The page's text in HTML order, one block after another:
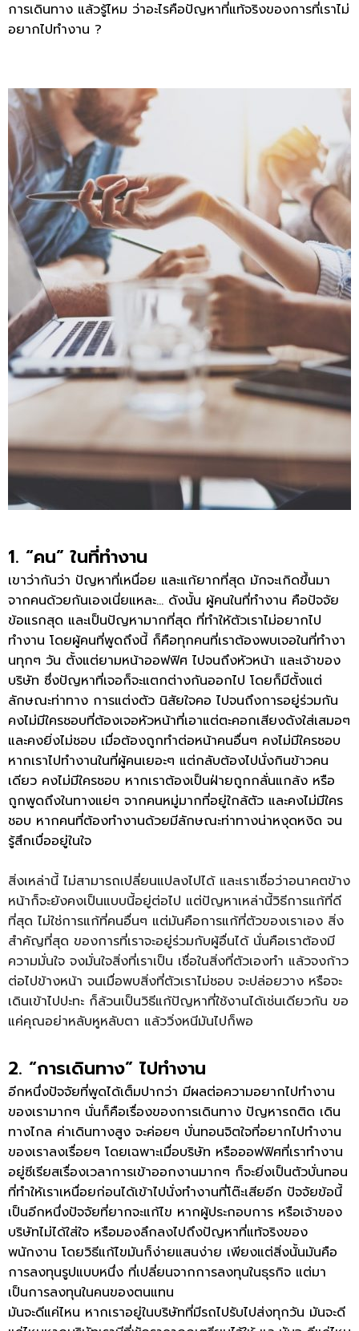
การเดินทาง แล้วรู้ไหม ว่าอะไรคือปัญหาที่แท้จริงของการที่เราไม่
อยากไปทำงาน ?
1. “คน” ในที่ทำงาน
เขาว่ากันว่า ปัญหาที่เหนื่อย และแก้ยากที่สุด มักจะเกิดขึ้นมา
จากคนด้วยกันเองเนี่ยแหละ… ดังนั้น ผู้คนในที่ทำงาน คือปัจจัย
ข้อแรกสุด และเป็นปัญหามากที่สุด ที่ทำให้ตัวเราไม่อยากไป
ทำงาน โดยผู้คนที่พูดถึงนี้ ก็คือทุกคนที่เราต้องพบเจอในที่ทำงา
นทุกๆ วัน ตั้งแต่ยามหน้าออฟฟิศ ไปจนถึงหัวหน้า และเจ้าของ
บริษัท ซึ่งปัญหาที่เจอก็จะแตกต่างกันออกไป โดยก็มีตั้งแต่
ลักษณะท่าทาง การแต่งตัว นิสัยใจคอ ไปจนถึงการอยู่ร่วมกัน
คงไม่มีใครชอบที่ต้องเจอหัวหน้าที่เอาแต่ตะคอกเสียงดังใส่เสมอๆ
และคงยิ่งไม่ชอบ เมื่อต้องถูกทำต่อหน้าคนอื่นๆ คงไม่มีใครชอบ
หากเราไปทำงานในที่ผู้คนเยอะๆ แต่กลับต้องไปนั่งกินข้าวคน
เดียว คงไม่มีใครชอบ หากเราต้องเป็นฝ่ายถูกกลั่นแกล้ง หรือ
ถูกพูดถึงในทางแย่ๆ จากคนหมู่มากที่อยู่ใกล้ตัว และคงไม่มีใคร
ชอบ หากคนที่ต้องทำงานด้วยมีลักษณะท่าทางน่าหงุดหงิด จน
รู้สึกเบื่ออยู่ในใจ
สิ่งเหล่านี้ ไม่สามารถเปลี่ยนแปลงไปได้ และเราเชื่อว่าอนาคตข้าง
หน้าก็จะยังคงเป็นแบบนี้อยู่ต่อไป แต่ปัญหาเหล่านี้วิธีการแก้ที่ดี
ที่สุด ไม่ใช่การแก้ที่คนอื่นๆ แต่มันคือการแก้ที่ตัวของเราเอง สิ่ง
สำคัญที่สุด ของการที่เราจะอยู่ร่วมกับผู้อื่นได้ นั่นคือเราต้องมี
ความมั่นใจ จงมั่นใจสิ่งที่เราเป็น เชื่อในสิ่งที่ตัวเองทำ แล้วจงก้าว
ต่อไปข้างหน้า จนเมื่อพบสิ่งที่ตัวเราไม่ชอบ จะปล่อยวาง หรือจะ
เดินเข้าไปปะทะ ก็ล้วนเป็นวิธีแก้ปัญหาที่ใช้งานได้เช่นเดียวกัน ขอ
แค่คุณอย่าหลับหูหลับตา แล้ววิ่งหนีมันไปก็พอ
2. “การเดินทาง” ไปทำงาน
อีกหนึ่งปัจจัยที่พูดได้เต็มปากว่า มีผลต่อความอยากไปทำงาน
ของเรามากๆ นั่นก็คือเรื่องของการเดินทาง ปัญหารถติด เดิน
ทางไกล ค่าเดินทางสูง จะค่อยๆ บั่นทอนจิตใจที่อยากไปทำงาน
ของเราลงเรื่อยๆ โดยเฉพาะเมื่อบริษัท หรือออฟฟิศที่เราทำงาน
อยู่ซีเรียสเรื่องเวลาการเข้าออกงานมากๆ ก็จะยิ่งเป็นตัวบั่นทอน
ที่ทำให้เราเหนื่อยก่อนได้เข้าไปนั่งทำงานที่โต๊ะเสียอีก ปัจจัยข้อนี้
เป็นอีกหนึ่งปัจจัยที่ยากจะแก้ไข หากผู้ประกอบการ หรือเจ้าของ
บริษัทไม่ได้ใส่ใจ หรือมองลึกลงไปถึงปัญหาที่แท้จริงของ
พนักงาน โดยวิธีแก้ไขมันก็ง่ายแสนง่าย เพียงแต่สิ่งนั้นมันคือ
การลงทุนรูปแบบหนึ่ง ที่เปลี่ยนจากการลงทุนในธุรกิจ แต่มา
เป็นการลงทุนในคนของตนแทน
มันจะดีแค่ไหน หากเราอยู่ในบริษัทที่มีรถไปรับไปส่งทุกวัน มันจะดี